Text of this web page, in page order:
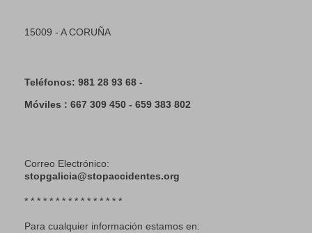
15009 - A CORUÑA
Teléfonos: 981 28 93 68 -
Móviles : 667 309 450 - 659 383 802
Correo Electrónico:
stopgalicia@stopaccidentes.org
* * * * * * * * * * * * * * * *
Para cualquier información estamos en: